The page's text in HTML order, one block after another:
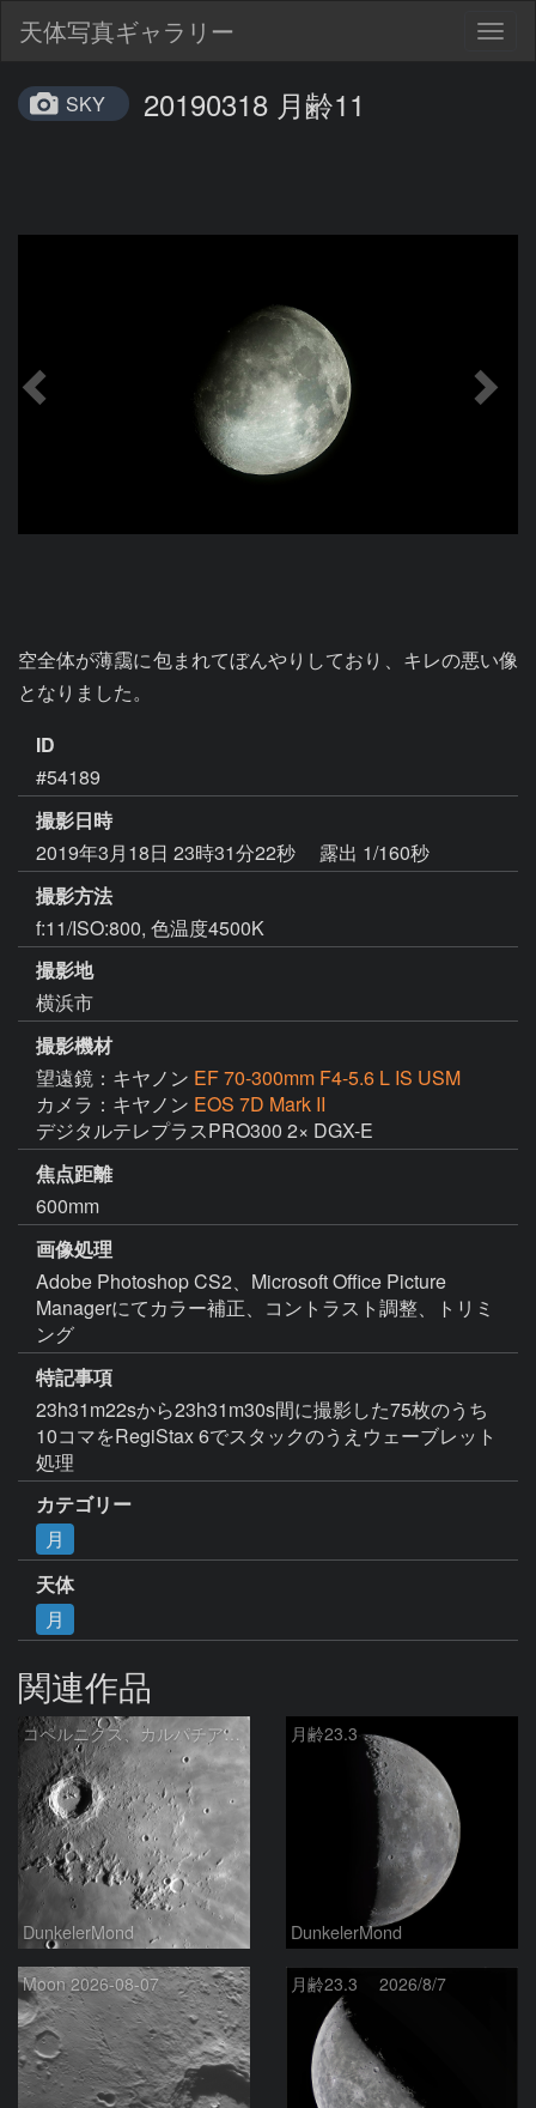
天体写真ギャラリー
SKY 20190318 月齢11
空全体が薄靄に包まれてぼんやりしており、キレの悪い像
となりました。
ID
#54189
撮影日時
2019年3月18日 23時31分22秒
露出 1/160秒
撮影方法
f:11/ISO:800, 色温度4500K
撮影地
横浜市
撮影機材
望遠鏡：キヤノン EF 70-300mm F4-5.6 L IS USM
カメラ：キヤノン EOS 7D Mark II
デジタルテレプラスPRO300 2× DGX-E
焦点距離
600mm
画像処理
Adobe Photoshop CS2、Microsoft Office Picture
Managerにてカラー補正、コントラスト調整、トリミ
ング
特記事項
23h31m22sから23h31m30s間に撮影した75枚のうち
10コマをRegiStax 6でスタックのうえウェーブレット
処理
カテゴリー
月
天体
月
関連作品
コペルニクス、カルパチア山脈付近
DunkelerMond
月齢23.3
DunkelerMond
Moon 2026-08-07 月齢23.3 2026/8/7